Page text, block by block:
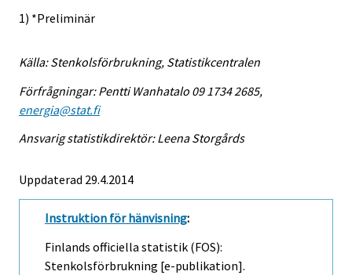
1) *Preliminär
Källa: Stenkolsförbrukning, Statistikcentralen
Förfrågningar: Pentti Wanhatalo 09 1734 2685,
energia@stat.fi
Ansvarig statistikdirektör: Leena Storgårds
Uppdaterad 29.4.2014
Instruktion för hänvisning:
Finlands officiella statistik (FOS):
Stenkolsförbrukning [e-publikation].